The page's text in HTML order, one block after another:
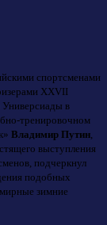
спортсменами
XXVII
в
тренировочном
Владимир Путин
выступления
подчеркнул
подобных
зимние